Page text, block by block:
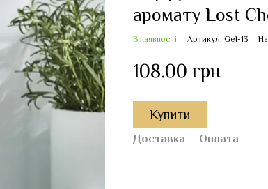
аромату Lost
В наявності Артикул: Gel-13
108.00 грн
Купити
Доставка Оплата